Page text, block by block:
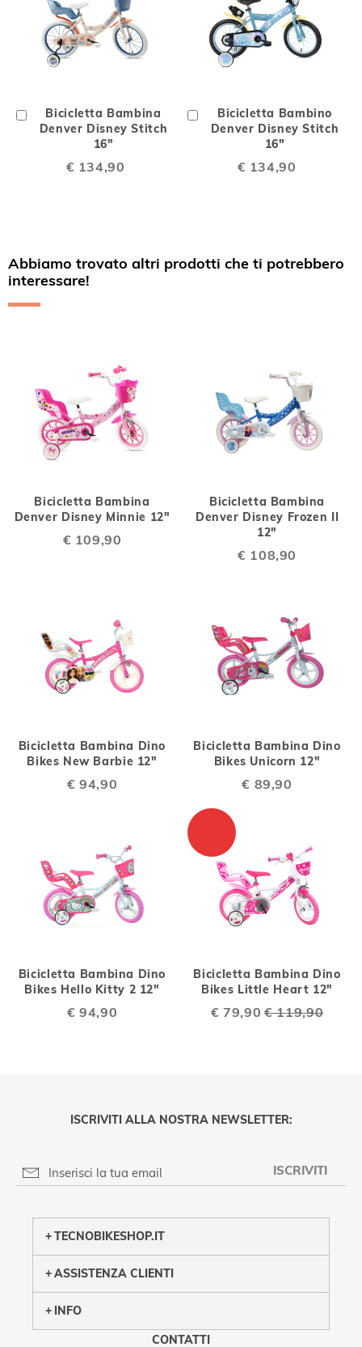
Bicicletta Bambina
Denver Disney Stitch
16"
€ 134,90
Aggiungi
al
Bicicletta Bambino
Denver Disney Stitch
16"
€ 134,90
Aggiungi
al
Abbiamo trovato altri prodotti che ti potrebbero
interessare!
Bicicletta Bambina
Denver Disney Minnie 12"
€ 109,90
Bicicletta Bambina
Denver Disney Frozen II
12"
€ 108,90
Bicicletta Bambina Dino
Bikes New Barbie 12"
€ 94,90
Bicicletta Bambina Dino
Bikes Unicorn 12"
€ 89,90
Bicicletta Bambina Dino
Bikes Hello Kitty 2 12"
€ 94,90
Bicicletta Bambina Dino
Bikes Little Heart 12"
Special
€ 79,90 € 119,90
ISCRIVITI ALLA NOSTRA NEWSLETTER:
PRIVACY POLICY
ISCRIVITI
TECNOBIKESHOP.IT
ASSISTENZA CLIENTI
INFO
CONTATTI